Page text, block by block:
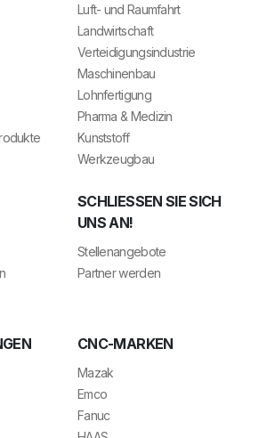
Luft- und Raumfahrt
Landwirtschaft
Verteidigungsindustrie
Maschinenbau
Lohnfertigung
Pharma & Medizin
Kunststoff
Werkzeugbau
SCHLIESSEN SIE SICH U
NS AN!
Stellenangebote
Partner werden
CNC-MARKEN
Mazak
Emco
Fanuc